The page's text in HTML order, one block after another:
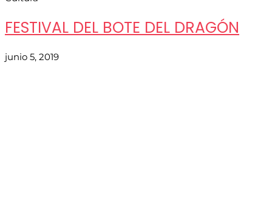
FESTIVAL DEL BOTE DEL DRAGÓN
junio 5, 2019